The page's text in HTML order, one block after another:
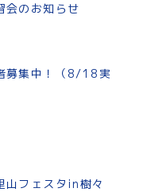
会のお知らせ
募集中！（8/18実
山フェスタin樹々